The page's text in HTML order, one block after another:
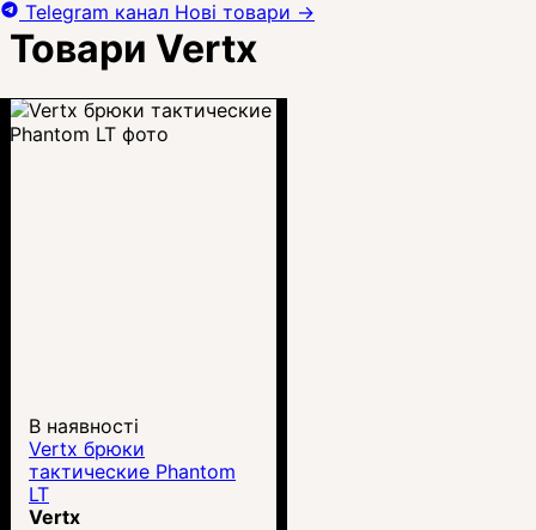
Товари Vertx
В наявності
Vertx брюки
тактические Phantom
LT
Vertx
Telegram канал Нові товари →